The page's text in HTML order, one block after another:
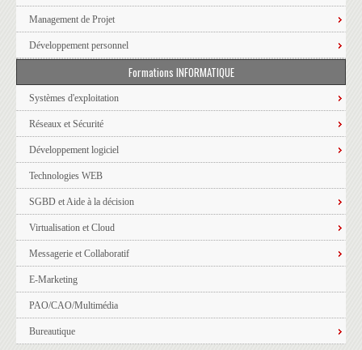
Management de Projet
Développement personnel
Formations INFORMATIQUE
Systèmes d'exploitation
Réseaux et Sécurité
Développement logiciel
Technologies WEB
SGBD et Aide à la décision
Virtualisation et Cloud
Messagerie et Collaboratif
E-Marketing
PAO/CAO/Multimédia
Bureautique